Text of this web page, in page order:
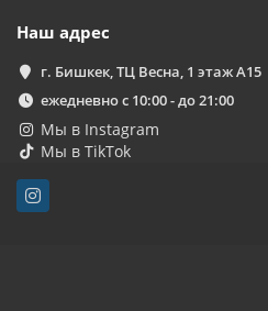
Наш адрес
г. Бишкек, ТЦ Весна, 1 этаж А15
ежедневно с 10:00 - до 21:00
Мы в Instagram
Мы в TikTok